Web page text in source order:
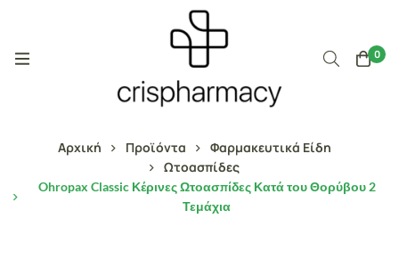
0
Αρχική Προϊόντα
Φαρμακευτικά Είδη
Ωτοασπίδες
Ohropax Classic Κέρινες Ωτοασπίδες Κατά του Θορύβου 2
Τεμάχια